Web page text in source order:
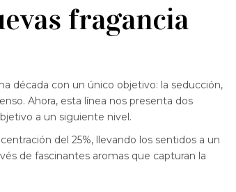
fragancia
década con un único objetivo: la seducción,
Ahora, esta línea nos presenta dos
a un siguiente nivel.
del 25%, llevando los sentidos a un
de fascinantes aromas que capturan la